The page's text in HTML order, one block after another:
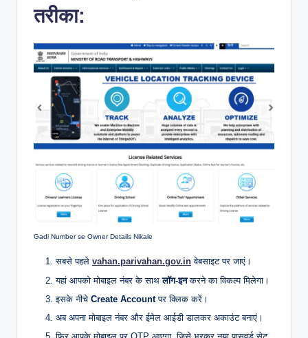
तरीका:
Gadi Number se Owner Details Nikale
सबसे पहले vahan.parivahan.gov.in वेबसाइट पर जाएं।
यहां आपको मोबाइल नंबर के साथलॉग-इनकरने का विकल्प मिलेगा।
इसके नीचे Create Accountपर क्लिक करें।
अब अपना मोबाइल नंबर और ईमेल आईडी डालकर अकाउंट बनाएं।